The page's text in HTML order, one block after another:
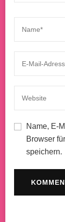
Name, E-
Browser
speichern.